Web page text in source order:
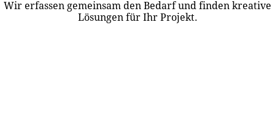
Wir erfassen gemeinsam den Bedarf und finden kreative
Lösungen für Ihr Projekt.